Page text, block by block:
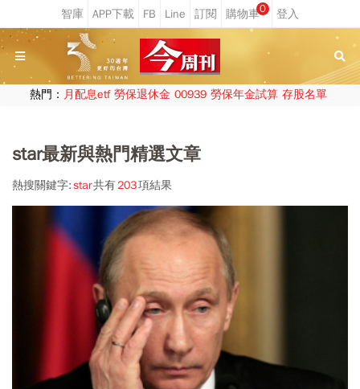
0
熱門： 月配息etf 勞保退休金 00939 勞保年金試算 存股名單
star最新與熱門精選文章
熱搜關鍵字:star共有203項結果